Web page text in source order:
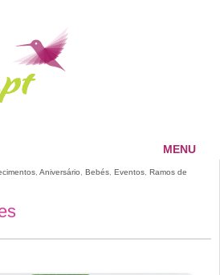
MENU
Aniversário Bebés Eventos Ramos de